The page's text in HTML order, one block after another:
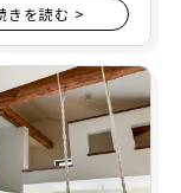
きを読む >